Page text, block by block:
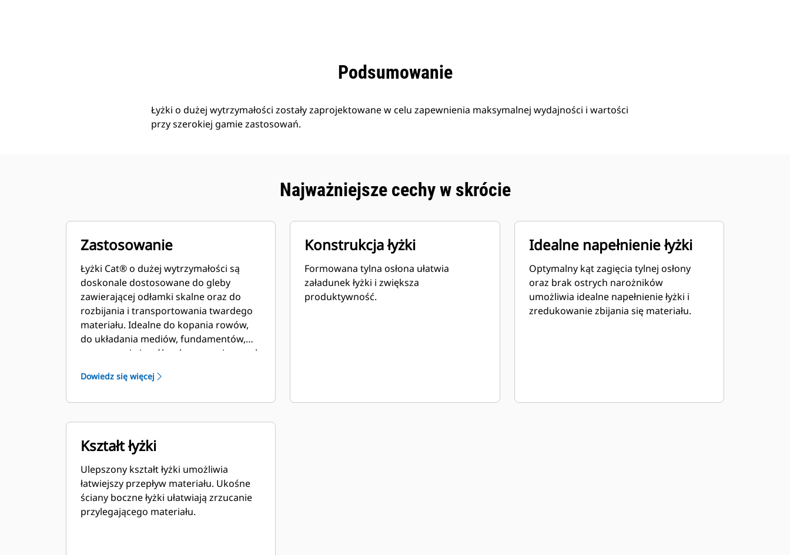
Podsumowanie
Łyżki o dużej wytrzymałości zostały zaprojektowane w celu zapewnienia maksymalnej wydajności i wartości
przy szerokiej gamie zastosowań.
Najważniejsze cechy w skrócie
Zastosowanie
Łyżki Cat® o dużej wytrzymałości są
doskonale dostosowane do gleby
zawierającej odłamki skalne oraz do
rozbijania i transportowania twardego
materiału. Idealne do kopania rowów,
do układania mediów, fundamentów,
zasypywania i ogólnych prac związanych
kształtowaniu krajobrazu i innych
Dowiedz się więcej
Konstrukcja łyżki
Formowana tylna osłona ułatwia
załadunek łyżki i zwiększa
produktywność.
Idealne napełnienie łyżki
Optymalny kąt zagięcia tylnej osłony
oraz brak ostrych narożników
umożliwia idealne napełnienie łyżki i
zredukowanie zbijania się materiału.
Kształt łyżki
Ulepszony kształt łyżki umożliwia
łatwiejszy przepływ materiału. Ukośne
ściany boczne łyżki ułatwiają zrzucanie
przylegającego materiału.